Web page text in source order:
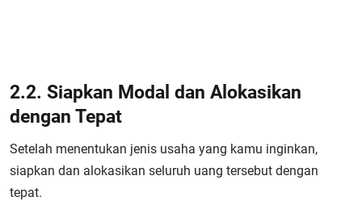
2.2. Siapkan Modal dan Alokasikan
dengan Tepat
Setelah menentukan jenis usaha yang kamu inginkan,
siapkan dan alokasikan seluruh uang tersebut dengan
tepat.